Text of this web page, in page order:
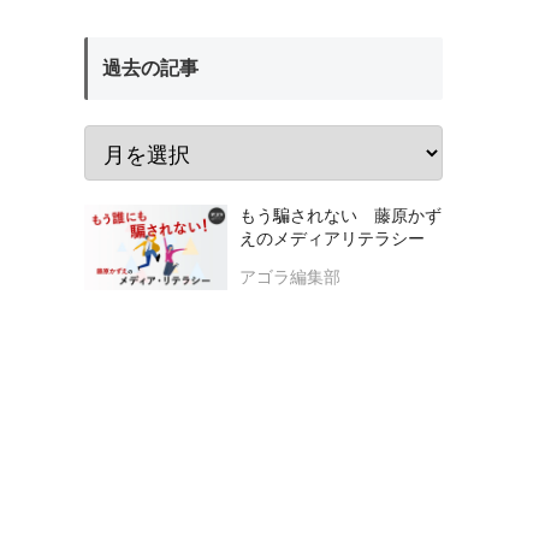
過去の記事
もう騙されない 藤原かず
えのメディアリテラシー
アゴラ編集部